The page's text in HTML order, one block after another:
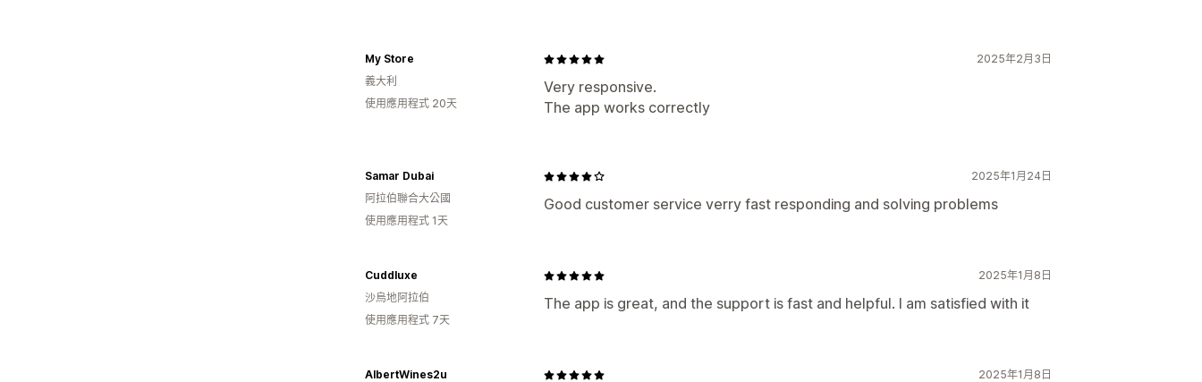
2025年2月3日
Very responsive.
The app works correctly
My Store
義大利
使用應用程式 20天
2025年1月24日
Good customer service verry fast responding and solving problems
Samar Dubai
阿拉伯聯合大公國
使用應用程式 1天
2025年1月8日
The app is great, and the support is fast and helpful. I am satisfied with it
Cuddluxe
沙烏地阿拉伯
使用應用程式 7天
2025年1月8日
AlbertWines2u